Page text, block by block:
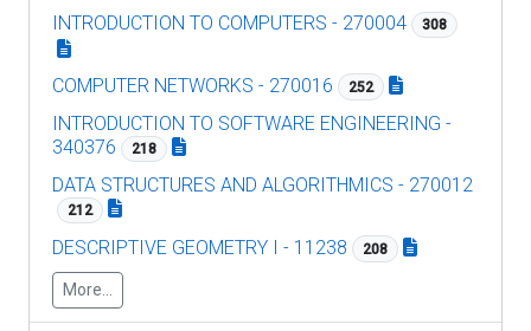
INTRODUCTION TO COMPUTERS - 270004
308
COMPUTER NETWORKS - 270016 252
INTRODUCTION TO SOFTWARE ENGINEERING -
340376
218
DATA STRUCTURES AND ALGORITHMICS - 270012
212
DESCRIPTIVE GEOMETRY I - 11238 208
More...